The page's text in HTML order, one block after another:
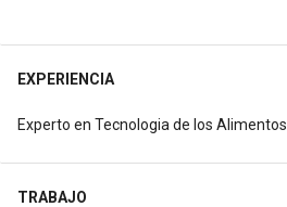
EXPERIENCIA
Experto en Tecnologia de los Alimentos.
TRABAJO